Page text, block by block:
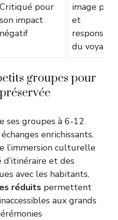
Critiqué pour
son impact
négatif
image
et
du voyage
groupes pour
ses groupes à 6-12
enrichissants.
l’immersion culturelle
et des
avec les habitants.
réduits permettent
aux grands